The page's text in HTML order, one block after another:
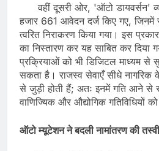
​वहीं दूसरी ओर, 'ऑटो डायवर्सन'
हजार 661 आवेदन दर्ज किए गए,
त्वरित निराकरण किया गया। इस
का निस्तारण कर यह साबित कर दिया
प्रक्रियाओं को भी डिजिटल माध्यम से
सकता है। राजस्व सेवाएँ सीधे नागरिक
से जुड़ी होती हैं; अतः इनमें गति आने से
वाणिज्यिक और औद्योगिक गतिविधियों
​ऑटो म्यूटेशन ने बदली नामांतरण की